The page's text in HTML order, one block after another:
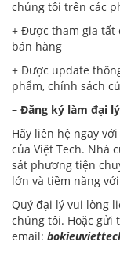
chúng tôi trên các
+ Được tham gia tất
bán hàng
+ Được update
phẩm, chính sách
– Đăng ký làm đại
Hãy liên hệ ngay
của Việt Tech. Nhà
sát phương tiện
lớn và tiềm năng
Quý đại lý vui lòng
chúng tôi. Hoặc gửi
email: